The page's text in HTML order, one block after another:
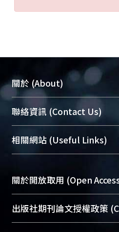
關於 (About)
臺大位居世界頂尖大學之
展現本校豐碩的研究成果
機構典藏（NTUR）與學術
台，成為臺大學術典藏
究能量、促進交流合作、
成果。
To permanently archive
profiles and scholarly
services of “NTU
聯絡資訊 (Contact Us)
總館學科館員(Main Library)
醫學圖書館學科館員
Sciences Library)
相關網站 (Useful Links)
關於開放取用 (Open
開放取用是從使用者角度
動，應用在學術研究上是
出版社期刊論文授權政策